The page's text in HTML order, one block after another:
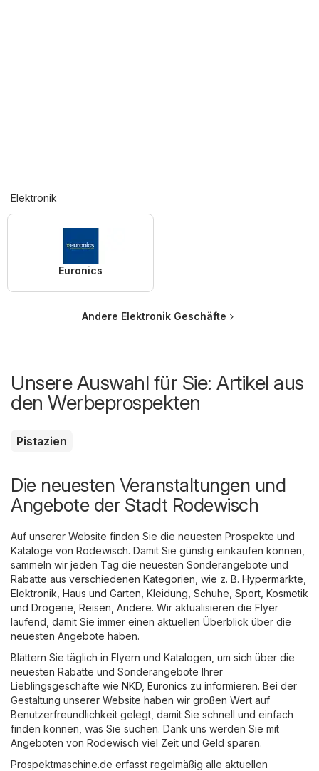
Elektronik
Euronics
Andere Elektronik Geschäfte
Unsere Auswahl für Sie: Artikel aus
den Werbeprospekten
Pistazien
Die neuesten Veranstaltungen und
Angebote der Stadt Rodewisch
Auf unserer Website finden Sie die neuesten Prospekte und
Kataloge von Rodewisch. Damit Sie günstig einkaufen können,
sammeln wir jeden Tag die neuesten Sonderangebote und
Rabatte aus verschiedenen Kategorien, wie z. B. Hypermärkte
Elektronik Haus und Garten Kleidung, Schuhe, Sport Kosmetik
und Drogerie Reisen Andere. Wir aktualisieren die Flyer
laufend, damit Sie immer einen aktuellen Überblick über die
neuesten Angebote haben.
Blättern Sie täglich in Flyern und Katalogen, um sich über die
neuesten Rabatte und Sonderangebote Ihrer
Lieblingsgeschäfte wie NKD Euronics zu informieren. Bei der
Gestaltung unserer Website haben wir großen Wert auf
Benutzerfreundlichkeit gelegt, damit Sie schnell und einfach
finden können, was Sie suchen. Dank uns werden Sie mit
Angeboten von Rodewisch viel Zeit und Geld sparen.
Prospektmaschine.de erfasst regelmäßig alle aktuellen